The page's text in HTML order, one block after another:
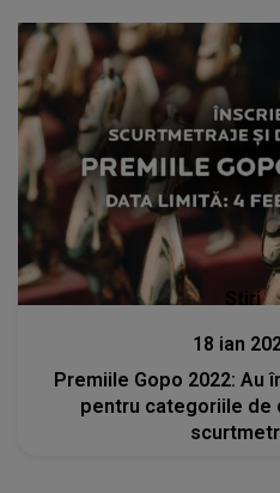
Stiri
18 ian
Premiile Gopo 2022: Au
pentru categoriile de